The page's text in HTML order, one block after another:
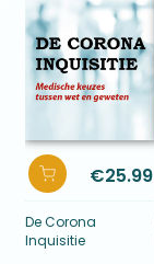
€25.99
De Corona
Inquisitie